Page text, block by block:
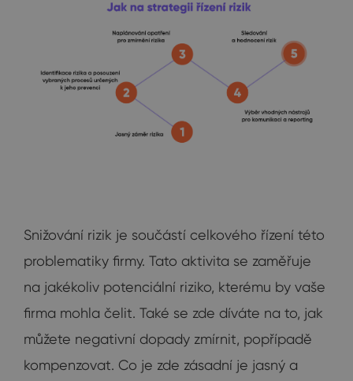
Snižování rizik je součástí celkového řízení této
problematiky firmy. Tato aktivita se zaměřuje
na jakékoliv potenciální riziko, kterému by vaše
firma mohla čelit. Také se zde díváte na to, jak
můžete negativní dopady zmírnit, popřípadě
kompenzovat. Co je zde zásadní je jasný a